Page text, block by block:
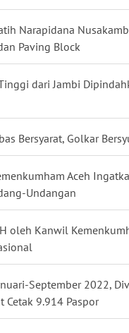
Narapidana
Paving Block
dari Jambi
Bersyarat, Golkar
Aceh
Undangan
oleh Kanwil
September 2022,
Cetak 9.914 Paspor